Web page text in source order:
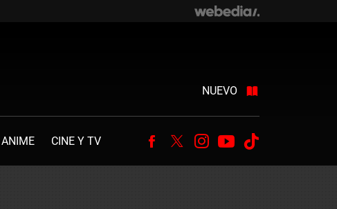
NUEVO
ANIME CINE Y TV Facebook
TwitterInstagram
Youtube